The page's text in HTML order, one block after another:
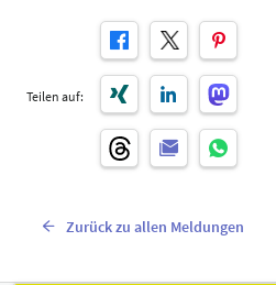
Teilen auf:
Zurück zu allen Meldungen